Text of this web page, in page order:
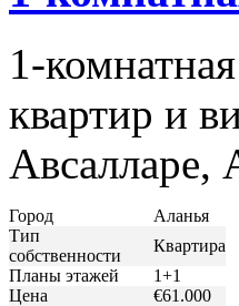
1-
квартир и
Авсалларе,
Город
Аланья
Тип
собственности
Квартира
Планы этажей
1+1
Цена
€61.000